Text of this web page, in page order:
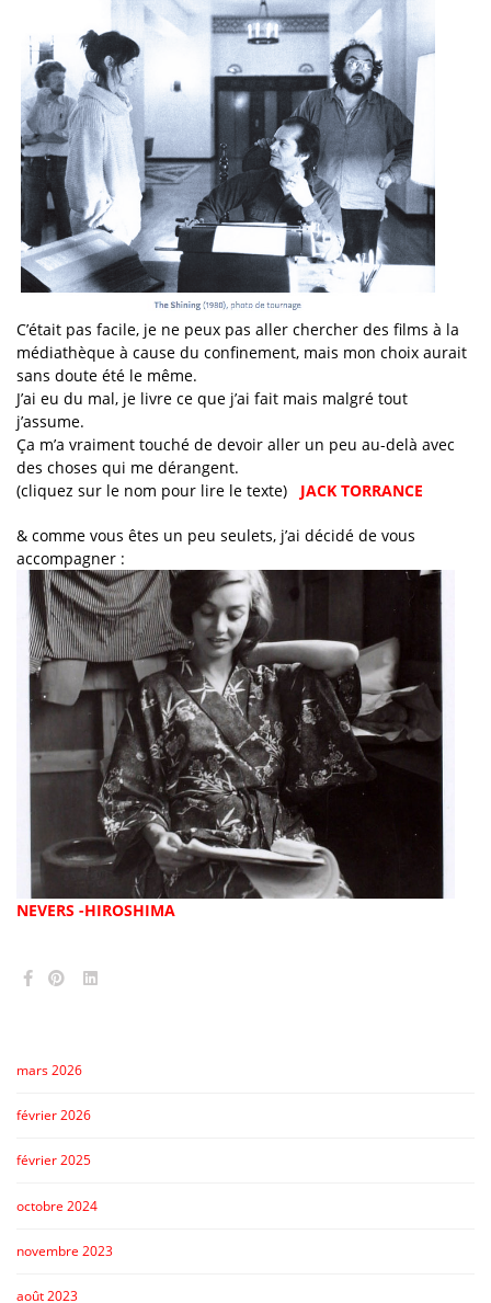
C’était pas facile, je ne peux pas aller chercher des films à la
médiathèque à cause du confinement, mais mon choix aurait
sans doute été le même.
J’ai eu du mal, je livre ce que j’ai fait mais malgré tout
j’assume.
Ça m’a vraiment touché de devoir aller un peu au-delà avec
des choses qui me dérangent.
(cliquez sur le nom pour lire le texte) JACK TORRANCE
& comme vous êtes un peu seulets, j’ai décidé de vous
accompagner :
NEVERS -HIROSHIMA
mars 2026
février 2026
février 2025
octobre 2024
novembre 2023
août 2023